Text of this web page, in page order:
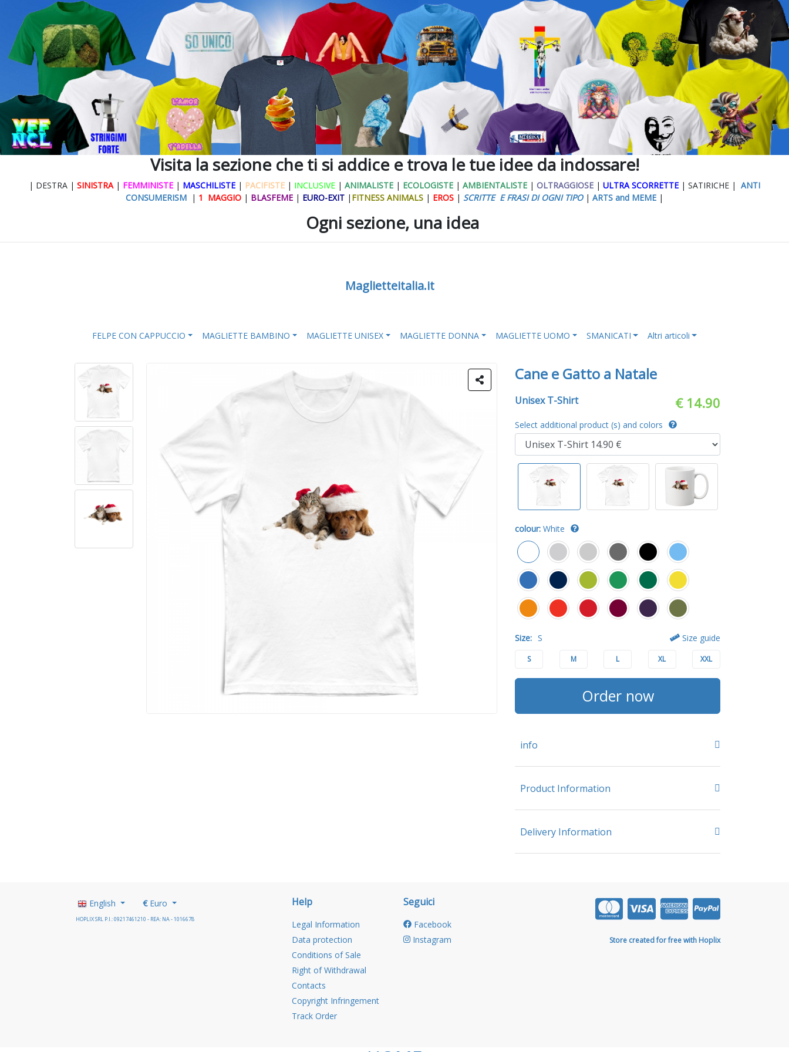
Visita la sezione che ti si addice e trova le tue idee da indossare!
| DESTRA | SINISTRA | FEMMINISTE | MASCHILISTE | PACIFISTE | INCLUSIVE | ANIMALISTE | ECOLOGISTE | AMBIENTALISTE | OLTRAGGIOSE | ULTRA SCORRETTE | SATIRICHE | ANTI
CONSUMERISM | 1 MAGGIO | BLASFEME | EURO-EXIT | FITNESS ANIMALS | EROS | SCRITTE E FRASI DI OGNI TIPO | ARTS and MEME |
Ogni sezione, una idea
Maglietteitalia.it
FELPE CON CAPPUCCIO MAGLIETTE BAMBINO MAGLIETTE UNISEX MAGLIETTE DONNA MAGLIETTE UOMO SMANICATI Altri articoli
Cane e Gatto a Natale
Unisex T-Shirt € 14.90
Select additional product (s) and colors
colour: White
Size: S Size guide
S M L XL XXL
Order now
info
Product Information
Delivery Information
English €Euro
HOPLIX SRL P.I.: 09217461210 - REA: NA - 1016678
Help
Legal Information
Data protection
Conditions of Sale
Right of Withdrawal
Contacts
Copyright Infringement
Track Order
Seguici
Facebook
Instagram
Store created for free with Hoplix